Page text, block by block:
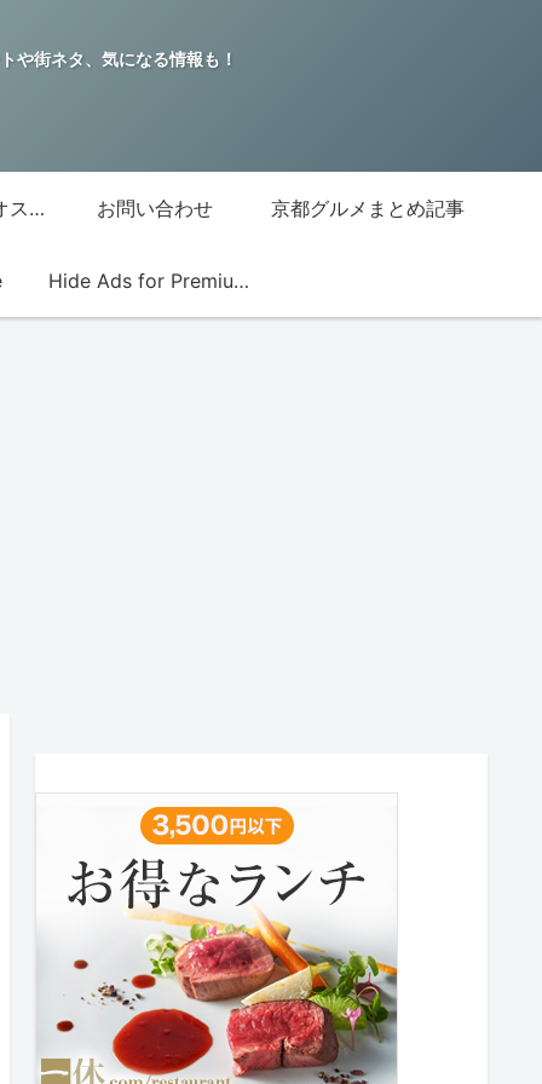
や街ネタ、気になる情報も！
グッチジャパン的オススメ店 お問い合わせ 京都グルメまとめ記事
Hide Ads for Premium Members